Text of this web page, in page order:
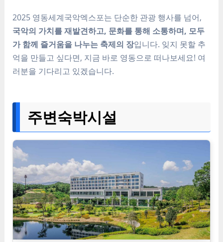
2025 영동세계국악엑스포는 단순한 관광 행사를 넘어,
국악의 가치를 재발견하고, 문화를 통해 소통하며, 모두
가 함께 즐거움을 나누는 축제의 장입니다. 잊지 못할 추
억을 만들고 싶다면, 지금 바로 영동으로 떠나보세요! 여
러분을 기다리고 있겠습니다.
주변숙박시설